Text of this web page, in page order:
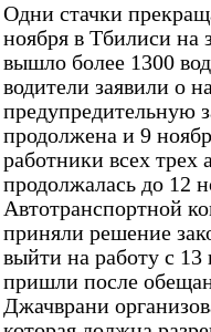
Одни стачки
ноября в Тбилиси на
вышло более 1300
водители заявили о
предупредительную
продолжена и 9
работники всех трех
продолжалась до 12
Автотранспортной
приняли решение
выйти на работу с
пришли после
Джачврани